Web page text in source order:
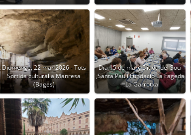
Diumenge, 22 mar 2026 - Tots
Sortida cultural a Manresa
(Bages)
Dia 15 de març Diada del Soci
,Santa Pau i Fundació La Fageda
=La Garrotxa